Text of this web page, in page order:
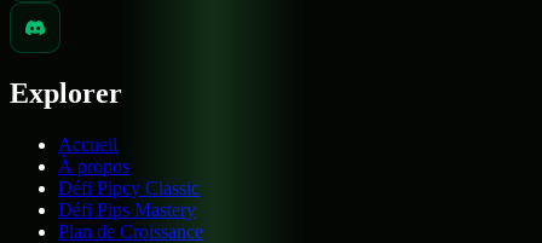
Explorer
Accueil
À propos
Défi Pipcy Classic
Défi Pips Mastery
Plan de Croissance